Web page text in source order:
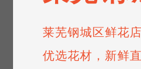
莱芜钢城区鲜花
优选花材，新鲜